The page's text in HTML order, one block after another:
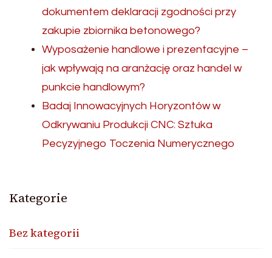
dokumentem deklaracji zgodności przy
zakupie zbiornika betonowego?
Wyposażenie handlowe i prezentacyjne –
jak wpływają na aranżację oraz handel w
punkcie handlowym?
Badaj Innowacyjnych Horyzontów w
Odkrywaniu Produkcji CNC: Sztuka
Pecyzyjnego Toczenia Numerycznego
Kategorie
Bez kategorii